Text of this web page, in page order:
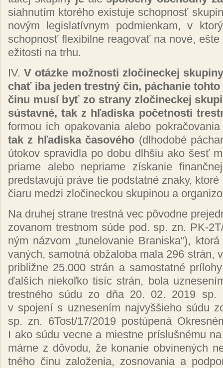
siah­nu­tím kto­ré­ho exis­tu­je schop­nosť
no­vým le­gis­la­tív­nym pod­mien­kam, v
schop­nosť flexibil­ne rea­go­vať na no­vé,
eži­tos­ti na tr­hu.
IV. V otáz­ke mož­nos­ti zlo­či­nec­kej
chať iba je­den trest­ný čin, pá­chanie
či­nu mu­sí byť zo stra­ny zlo­či­nec­kej
sús­tav­né, tak z hľa­dis­ka po­čet­nos­ti
for­mou ich opa­ko­va­nia ale­bo
tak z hľa­dis­ka ča­so­vé­ho (dl­ho­do­bé
úto­kov spra­vid­la po do­bu dlh­šiu ako šesť
pria­me ale­bo ne­pria­me zís­ka­nie
pred­sta­vu­jú prá­ve tie pod­stat­né zna­ky,
čia­ru me­dzi zlo­či­nec­kou sku­pi­nou a
Na dru­hej stra­ne tres­tná vec pô­vod­ne
zo­va­nom tres­tnom sú­de pod. sp. zn. PK-
ným náz­vom „tu­ne­lo­va­nie Bra­nis­ka“),
va­ných, sa­mot­ná ob­ža­lo­ba ma­la 296 strán,
prib­liž­ne 25.000 strán a sa­mos­tat­né
ďal­ších nie­koľ­ko ti­síc strán, bo­la
tres­tné­ho sú­du zo dňa 20. 02. 2019 sp.
v spo­je­ní s uz­ne­se­ním naj­vyš­šie­ho sú­du
sp. zn. 6Tost/17/2019 pos­tú­pe­ná
I ako sú­du vec­ne a mies­tne prís­luš­né­mu
már­ne z dô­vo­du, že ko­na­nie ob­vi­ne­ných
tné­ho či­nu za­lo­že­nia, zos­no­va­nia a